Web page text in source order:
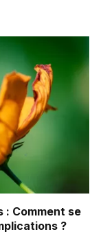
: Comment se
?